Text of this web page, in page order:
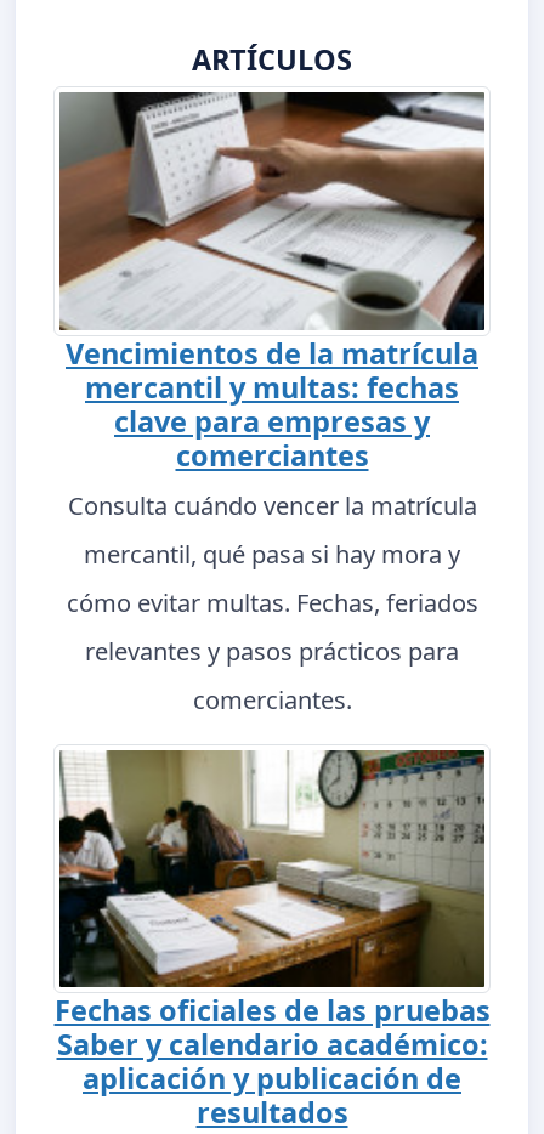
ARTÍCULOS
Vencimientos de la matrícula
mercantil y multas: fechas
clave para empresas y
comerciantes
Consulta cuándo vencer la matrícula
mercantil, qué pasa si hay mora y
cómo evitar multas. Fechas, feriados
relevantes y pasos prácticos para
comerciantes.
Fechas oficiales de las pruebas
Saber y calendario académico:
aplicación y publicación de
resultados